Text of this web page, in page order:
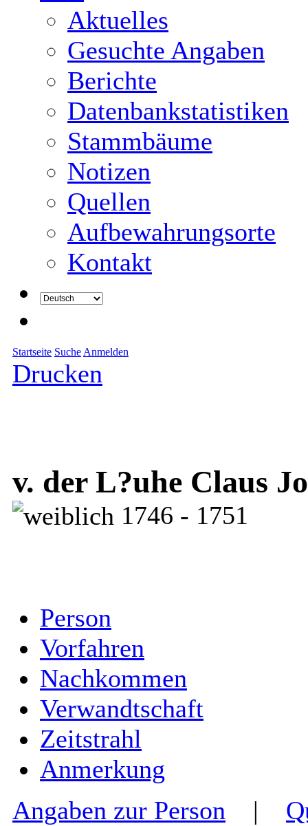
Aktuelles
Gesuchte Angaben
Berichte
Datenbankstatistiken
Stammbäume
Notizen
Quellen
Aufbewahrungsorte
Kontakt
Startseite Suche Anmelden
Drucken
v. der L?uhe Claus
1746 - 1751
Person
Vorfahren
Nachkommen
Verwandtschaft
Zeitstrahl
Anmerkung
Angaben zur Person |